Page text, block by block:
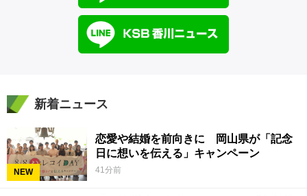
新着ニュース
NEW
恋愛や結婚を前向きに 岡山県が「記念
日に想いを伝える」キャンペーン
41分前